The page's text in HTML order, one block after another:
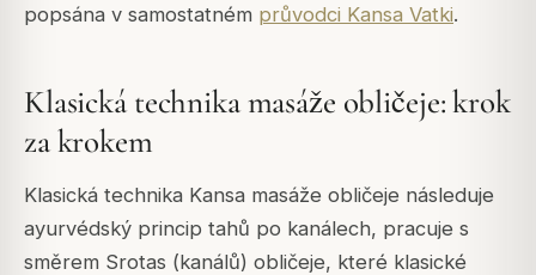
popsána v samostatném průvodci Kansa Vatki.
Klasická technika masáže obličeje: krok
za krokem
Klasická technika Kansa masáže obličeje následuje
ayurvédský princip tahů po kanálech, pracuje s
směrem Srotas (kanálů) obličeje, které klasické